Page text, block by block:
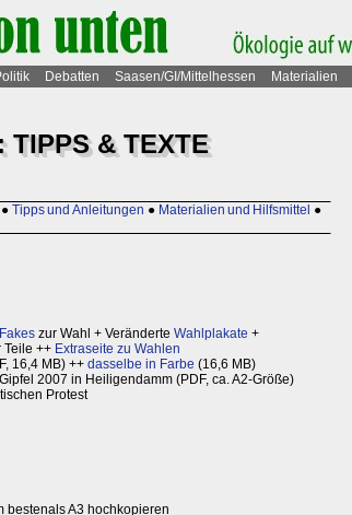
Debatten Saasen/GI/Mittelhessen Materialien
TIPPS & TEXTE
● Tipps und Anleitungen ● Materialien und Hilfsmittel ●
Fakes zur Wahl + Veränderte Wahlplakate +
Teile ++ Extraseite zu Wahlen
16,4 MB) ++ dasselbe in Farbe (16,6 MB)
2007 in Heiligendamm (PDF, ca. A2-Größe)
Protest
bestenals A3 hochkopieren